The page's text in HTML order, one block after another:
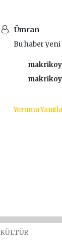
Ümran
Bu haber
makrikoy
makrikoy
Yorumu Yanıtla
KÜLTÜR